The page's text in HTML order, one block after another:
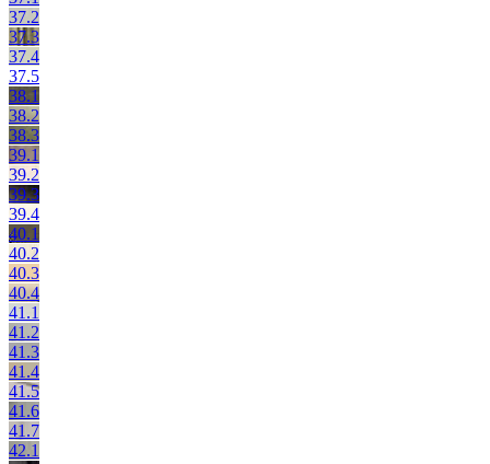
37.2
37.3
37.4
37.5
38.1
38.2
38.3
39.1
39.2
39.3
39.4
40.1
40.2
40.3
40.4
41.1
41.2
41.3
41.4
41.5
41.6
41.7
42.1